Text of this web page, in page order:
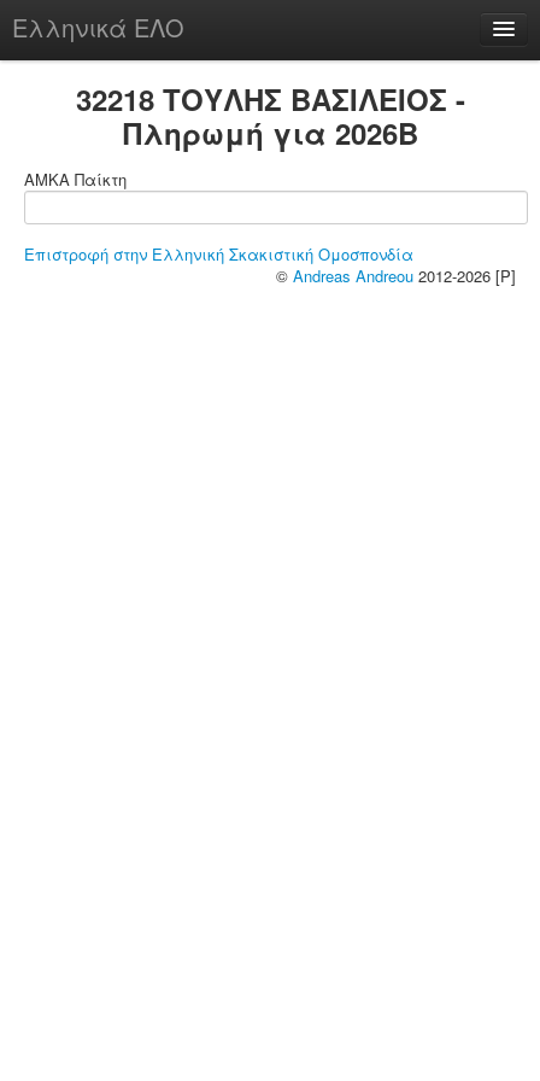
Ελληνικά ΕΛΟ
chesstu.be @ discord
32218 ΤΟΥΛΗΣ ΒΑΣΙΛΕΙΟΣ -
Πληρωμή για 2026B
ΑΜΚΑ Παίκτη
Επιστροφή στην Ελληνική Σκακιστική Ομοσπονδία
© Andreas Andreou 2012-2026 [P]